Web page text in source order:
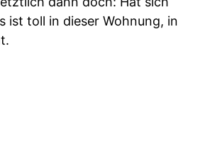
ist toll in dieser Wohnung, in